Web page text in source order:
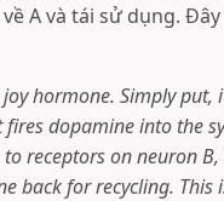
A và tái sử dụng.
hormone. Simply put,
dopamine into the
receptors on neuron
back for recycling. This